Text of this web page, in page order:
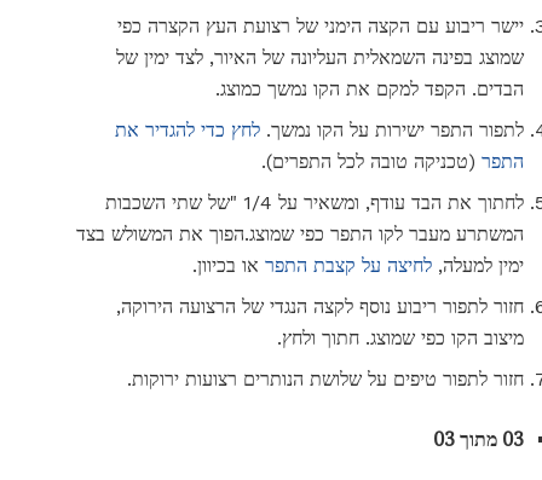
יישר ריבוע עם הקצה הימני של רצועת העץ הקצרה כפי
שמוצג בפינה השמאלית העליונה של האיור, לצד ימין של
הבדים. הקפד למקם את הקו נמשך כמוצג.
לתפור התפר ישירות על הקו נמשך. לחץ כדי להגדיר את
התפר (טכניקה טובה לכל התפרים).
לחתוך את הבד עודף, ומשאיר על 1/4 "של שתי השכבות
המשתרע מעבר לקו התפר כפי שמוצג.הפוך את המשולש בצד
ימין למעלה, לחיצה על קצבת התפר או בכיוון.
חזור לתפור ריבוע נוסף לקצה הנגדי של הרצועה הירוקה,
מיצוב הקו כפי שמוצג. חתוך ולחץ.
חזור לתפור טיפים על שלושת הנותרים רצועות ירוקות.
03 מתוך 03